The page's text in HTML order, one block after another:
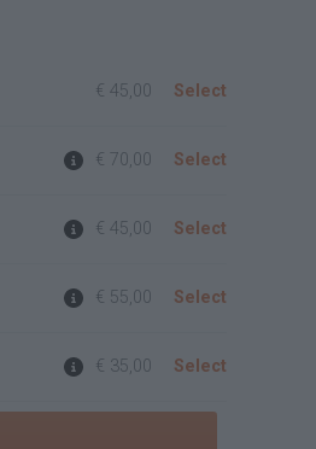
€ 45,00 Select
€ 70,00 Select
€ 45,00 Select
€ 55,00 Select
€ 35,00 Select